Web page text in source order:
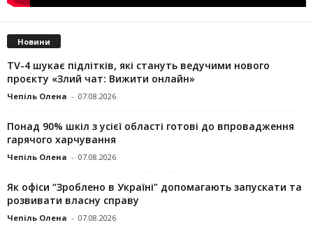
Новини
TV-4 шукає підлітків, які стануть ведучими нового
проєкту «Злий чат: Вижити онлайн»
Чепіль Олена - 07.08.2026
Понад 90% шкіл з усієї області готові до впровадження
гарячого харчування
Чепіль Олена - 07.08.2026
Як офіси “Зроблено в Україні” допомагають запускaти та
розвивати власну справу
Чепіль Олена - 07.08.2026